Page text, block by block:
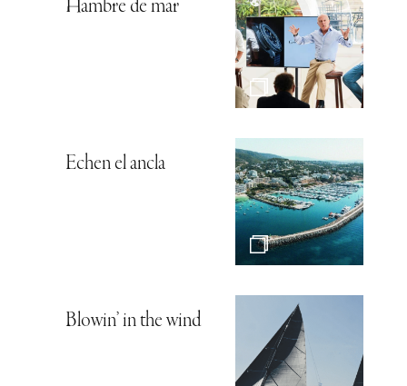
Hambre de mar
Echen el ancla
Blowin’ in the wind